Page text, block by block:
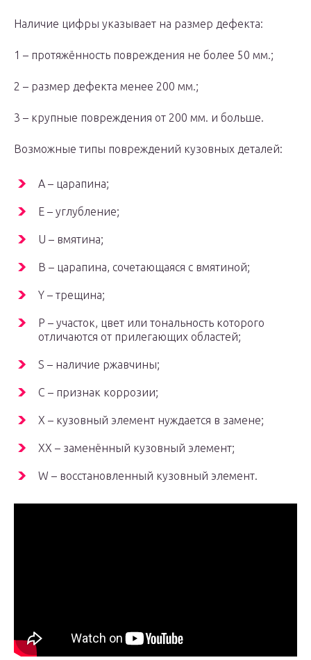
Наличие цифры указывает на размер дефекта:
1 – протяжённость повреждения не более 50 мм.;
2 – размер дефекта менее 200 мм.;
3 – крупные повреждения от 200 мм. и больше.
Возможные типы повреждений кузовных деталей:
А – царапина;
E – углубление;
U – вмятина;
В – царапина, сочетающаяся с вмятиной;
Y – трещина;
Р – участок, цвет или тональность которого
отличаются от прилегающих областей;
S – наличие ржавчины;
C – признак коррозии;
Х – кузовный элемент нуждается в замене;
ХХ – заменённый кузовный элемент;
W – восстановленный кузовный элемент.